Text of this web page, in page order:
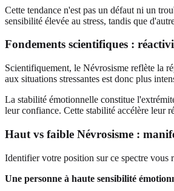
Cette tendance n'est pas un défaut ni un
sensibilité élevée au stress, tandis que
Fondements scientifiques :
Scientifiquement, le Névrosisme reflète la
aux situations stressantes est donc plus
La stabilité émotionnelle constitue
leur confiance. Cette stabilité accélère leur
Haut vs faible Névrosisme :
Identifier votre position sur ce spectre vous
Une personne à haute sensibilité